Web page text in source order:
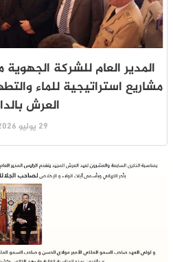
المدير العام للشركة
مشاريع استراتيجية للماء
العرش
29 يوليو 2026